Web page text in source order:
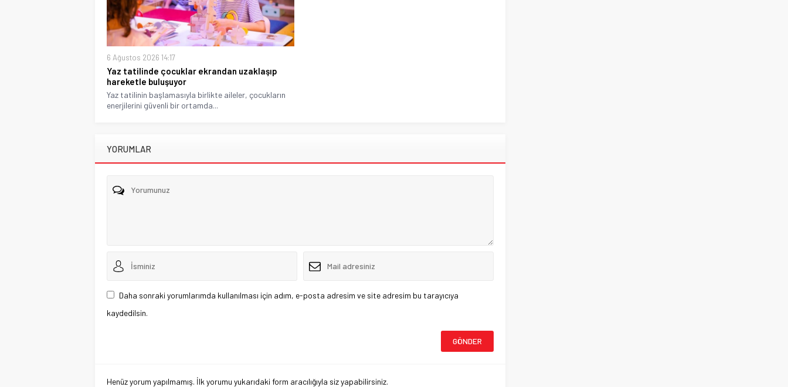
6 Ağustos 2026 14:17
Yaz tatilinde çocuklar ekrandan uzaklaşıp
hareketle buluşuyor
Yaz tatilinin başlamasıyla birlikte aileler, çocukların
enerjilerini güvenli bir ortamda...
YORUMLAR
Daha sonraki yorumlarımda kullanılması için adım, e-posta adresim ve site adresim bu tarayıcıya
kaydedilsin.
Henüz yorum yapılmamış. İlk yorumu yukarıdaki form aracılığıyla siz yapabilirsiniz.